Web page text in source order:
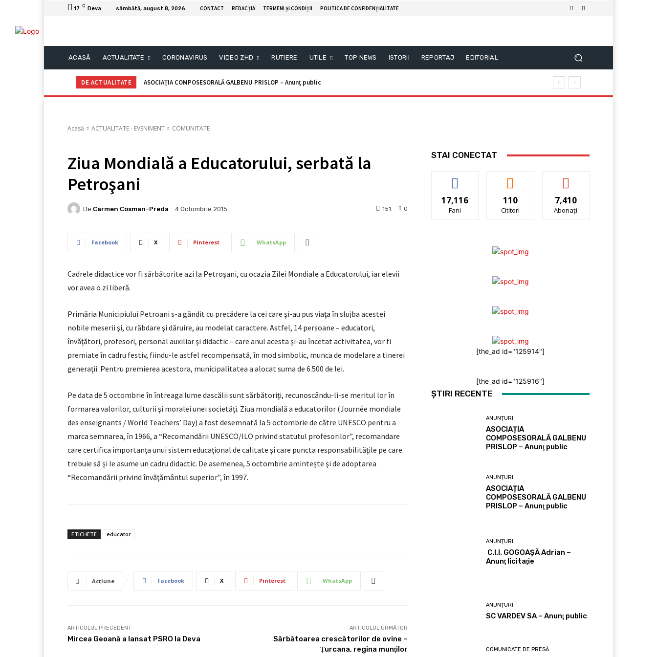
17 C Deva sâmbătă, august 8, 2026 CONTACT REDACŢIA TERMENI ȘI CONDIȚII POLITICA DE CONFIDENȚIALITATE
ACASĂ ACTUALITATE CORONAVIRUS VIDEO ZHD RUTIERE UTILE TOP NEWS ISTORII REPORTAJ EDITORIAL
DE ACTUALITATE ASOCIAȚIA COMPOSESORALĂ GALBENU PRISLOP – Anunţ public
Acasă ACTUALITATE - EVENIMENT COMUNITATE
Ziua Mondială a Educatorului, serbată la
Petroşani
De Carmen Cosman-Preda 4 Octombrie 2015 0
151
Facebook X Pinterest WhatsApp
Cadrele didactice vor fi sărbătorite azi la Petroşani, cu ocazia Zilei Mondiale a Educatorului, iar elevii
vor avea o zi liberă.
Primăria Municipiului Petroani s-a gândit cu precădere la cei care şi-au pus viaţa în slujba acestei
nobile meserii şi, cu răbdare şi dăruire, au modelat caractere. Astfel, 14 persoane – educatori,
învăţători, profesori, personal auxiliar şi didactic – care anul acesta şi-au încetat activitatea, vor fi
premiate în cadru festiv, fiindu-le astfel recompensată, în mod simbolic, munca de modelare a tinerei
generaţii. Pentru premierea acestora, municipalitatea a alocat suma de 6.500 de lei.
Pe data de 5 octombrie în întreaga lume dascălii sunt sărbătoriţi, recunoscându-li-se meritul lor în
formarea valorilor, culturii şi moralei unei societăţi. Ziua mondială a educatorilor (Journée mondiale
des enseignants / World Teachers’ Day) a fost desemnată la 5 octombrie de către UNESCO pentru a
marca semnarea, în 1966, a “Recomandării UNESCO/ILO privind statutul profesorilor”, recomandare
care certifica importanţa unui sistem educaţional de calitate şi care puncta responsabilităţile pe care
trebuie să şi le asume un cadru didactic. De asemenea, 5 octombrie aminteşte şi de adoptarea
“Recomandării privind învăţământul superior”, în 1997.
ETICHETE educator
Acțiune Facebook X Pinterest WhatsApp
ARTICOLUL PRECEDENT
Mircea Geoană a lansat PSRO la Deva
ARTICOLUL URMĂTOR
Sărbătoarea crescătorilor de ovine –
Ţurcana, regina munţilor
STAI CONECTAT
17,116
Fani
110
Cititori
7,410
Abonați
[the_ad id="125914"]
[the_ad id="125916"]
ȘTIRI RECENTE
ANUNȚURI
ASOCIAȚIA
COMPOSESORALĂ GALBENU
PRISLOP – Anunţ public
ANUNȚURI
ASOCIAȚIA
COMPOSESORALĂ GALBENU
PRISLOP – Anunţ public
ANUNȚURI
C.I.I. GOGOAŞĂ Adrian –
Anunţ licitaţie
ANUNȚURI
SC VARDEV SA – Anunţ public
COMUNICATE DE PRESĂ